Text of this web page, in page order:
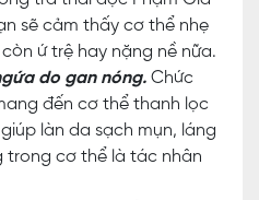
sẽ cảm thấy cơ thể nhẹ
ứ trệ hay nặng nề nữa.
do gan nóng. Chức
đến cơ thể thanh lọc
làn da sạch mụn, láng
trong cơ thể là tác nhân